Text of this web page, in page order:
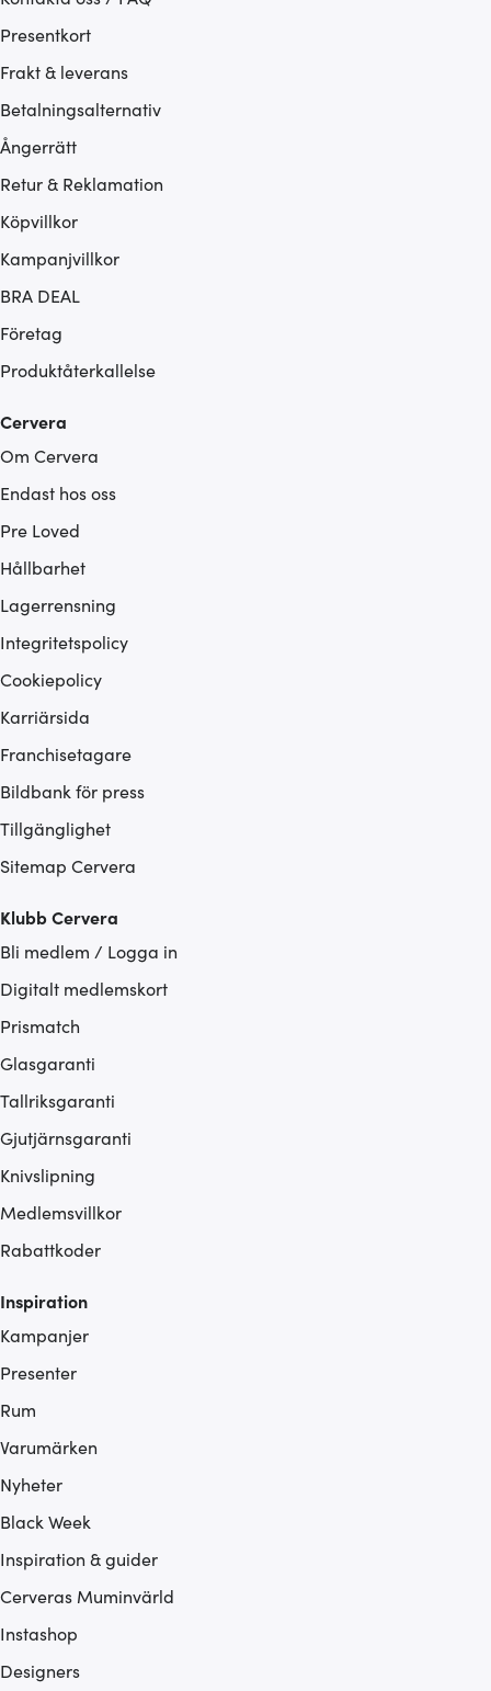
Presentkort
Frakt & leverans
Betalningsalternativ
Ångerrätt
Retur & Reklamation
Köpvillkor
Kampanjvillkor
BRA DEAL
Företag
Produktåterkallelse
Cervera
Om Cervera
Endast hos oss
Pre Loved
Hållbarhet
Lagerrensning
Integritetspolicy
Cookiepolicy
Karriärsida
Franchisetagare
Bildbank för press
Tillgänglighet
Sitemap Cervera
Klubb Cervera
Bli medlem / Logga in
Digitalt medlemskort
Prismatch
Glasgaranti
Tallriksgaranti
Gjutjärnsgaranti
Knivslipning
Medlemsvillkor
Rabattkoder
Inspiration
Kampanjer
Presenter
Rum
Varumärken
Nyheter
Black Week
Inspiration & guider
Cerveras Muminvärld
Instashop
Designers